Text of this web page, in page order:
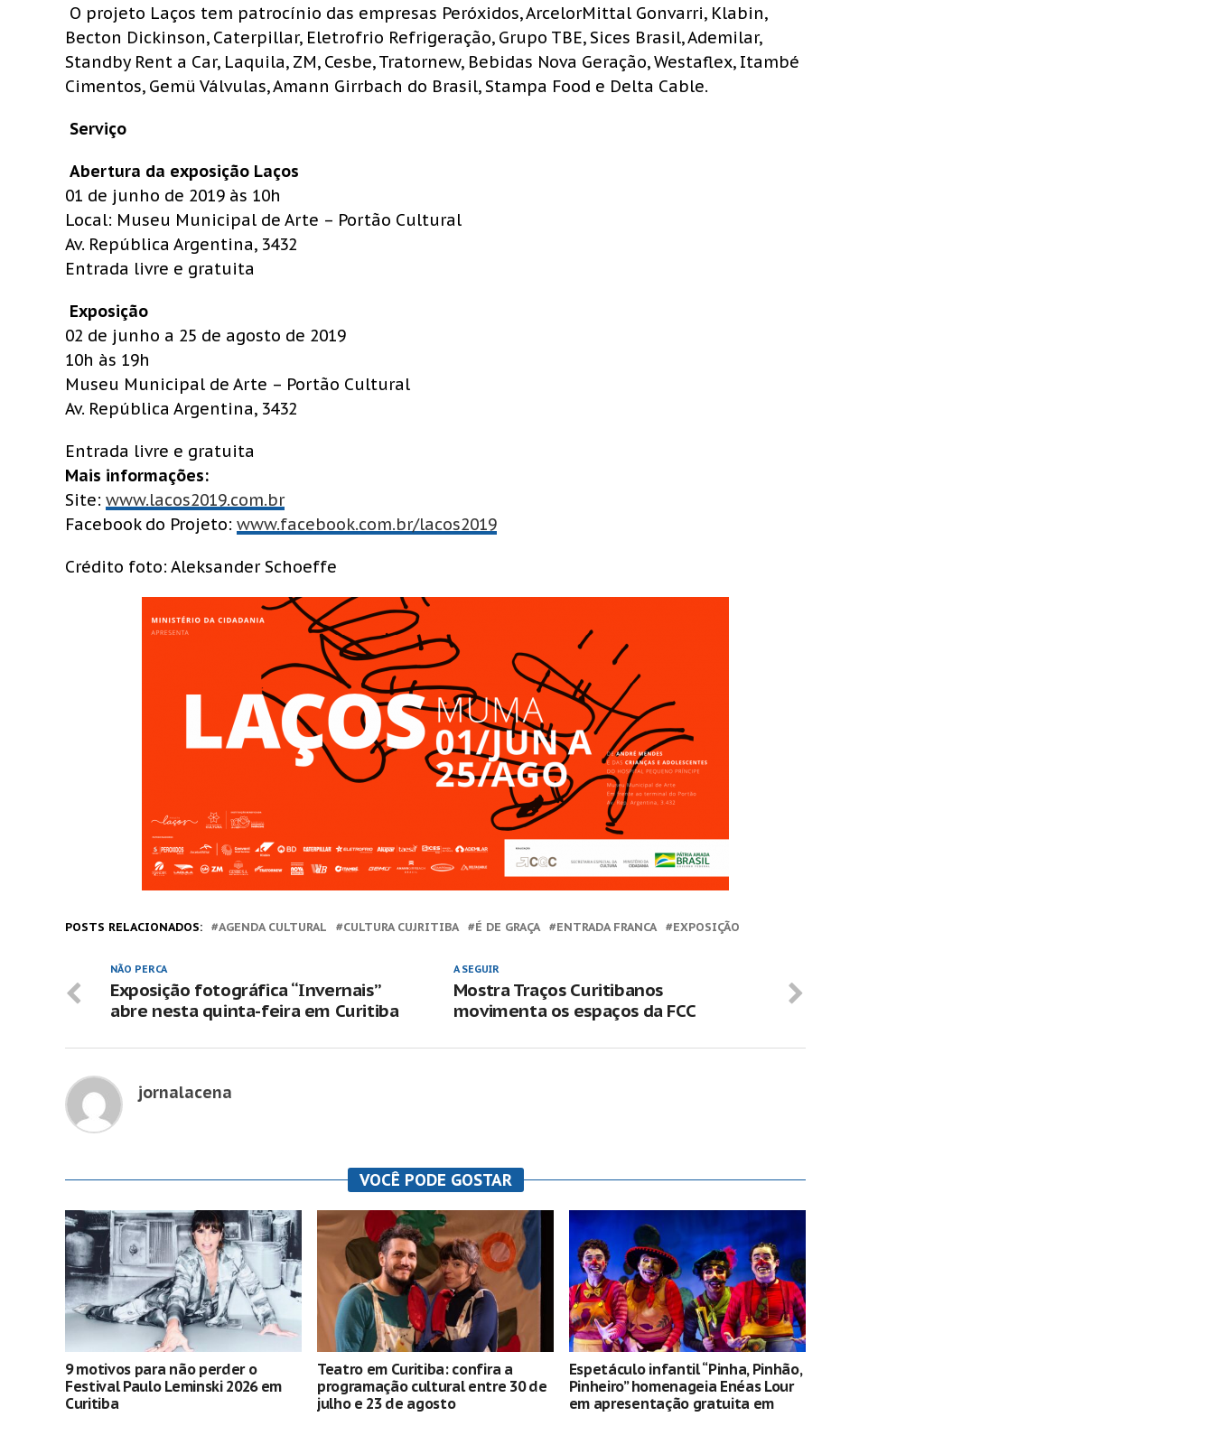
O projeto Laços tem patrocínio das empresas Peróxidos, ArcelorMittal Gonvarri, Klabin,
Becton Dickinson, Caterpillar, Eletrofrio Refrigeração, Grupo TBE, Sices Brasil, Ademilar,
Standby Rent a Car, Laquila, ZM, Cesbe, Tratornew, Bebidas Nova Geração, Westaflex, Itambé
Cimentos, Gemü Válvulas, Amann Girrbach do Brasil, Stampa Food e Delta Cable.
Serviço
Abertura da exposição Laços
01 de junho de 2019 às 10h
Local: Museu Municipal de Arte – Portão Cultural
Av. República Argentina, 3432
Entrada livre e gratuita
Exposição
02 de junho a 25 de agosto de 2019
10h às 19h
Museu Municipal de Arte – Portão Cultural
Av. República Argentina, 3432
Entrada livre e gratuita
Mais informações:
Site: www.lacos2019.com.br
Facebook do Projeto: www.facebook.com.br/lacos2019
Crédito foto: Aleksander Schoeffe
POSTS RELACIONADOS: AGENDA CULTURAL CULTURA CUJRITIBA É DE GRAÇA ENTRADA FRANCA EXPOSIÇÃO
A SEGUIR
Mostra Traços Curitibanos
movimenta os espaços da FCC
NÃO PERCA
Exposição fotográfica “Invernais”
abre nesta quinta-feira em Curitiba
jornalacena
VOCÊ PODE GOSTAR
9 motivos para não perder o
Festival Paulo Leminski 2026 em
Curitiba
Teatro em Curitiba: confira a
programação cultural entre 30 de
julho e 23 de agosto
Espetáculo infantil “Pinha, Pinhão,
Pinheiro” homenageia Enéas Lour
em apresentação gratuita em